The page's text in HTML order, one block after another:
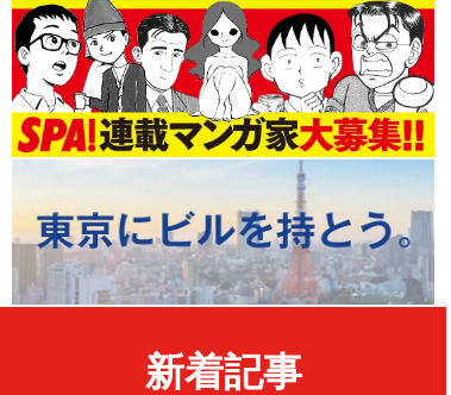
新着記事